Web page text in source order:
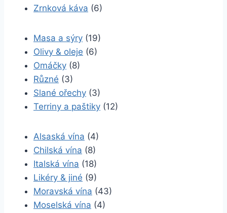
Zrnková káva (6)
Masa a sýry (19)
Olivy & oleje (6)
Omáčky (8)
Různé (3)
Slané ořechy (3)
Terriny a paštiky (12)
Alsaská vína (4)
Chilská vína (8)
Italská vína (18)
Likéry & jiné (9)
Moravská vína (43)
Moselská vína (4)